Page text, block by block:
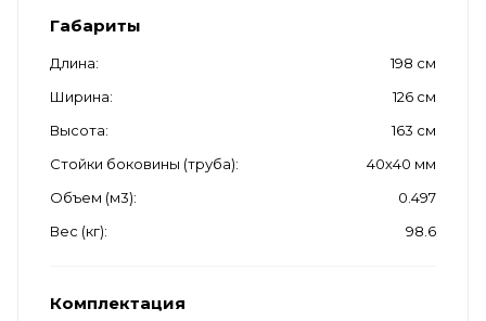
Габариты
Длина
198 см
Ширина
126 см
Высота
163 см
Стойки боковины (труба)
40х40 мм
Объем (м3)
0.497
Вес (кг)
98.6
Комплектация